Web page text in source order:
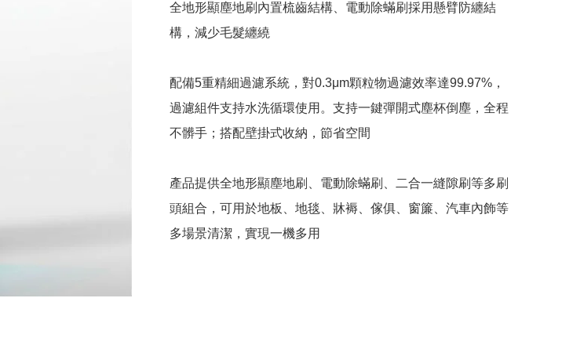
全地形顯塵地刷內置梳齒結構、電動除蟎刷採用懸臂防纏結
構，減少毛髮纏繞
配備5重精細過濾系統，對0.3μm顆粒物過濾效率達99.97%，
過濾組件支持水洗循環使用。支持一鍵彈開式塵杯倒塵，全程
不髒手；搭配壁掛式收納，節省空間
產品提供全地形顯塵地刷、電動除蟎刷、二合一縫隙刷等多刷
頭組合，可用於地板、地毯、牀褥、傢俱、窗簾、汽車內飾等
多場景清潔，實現一機多用